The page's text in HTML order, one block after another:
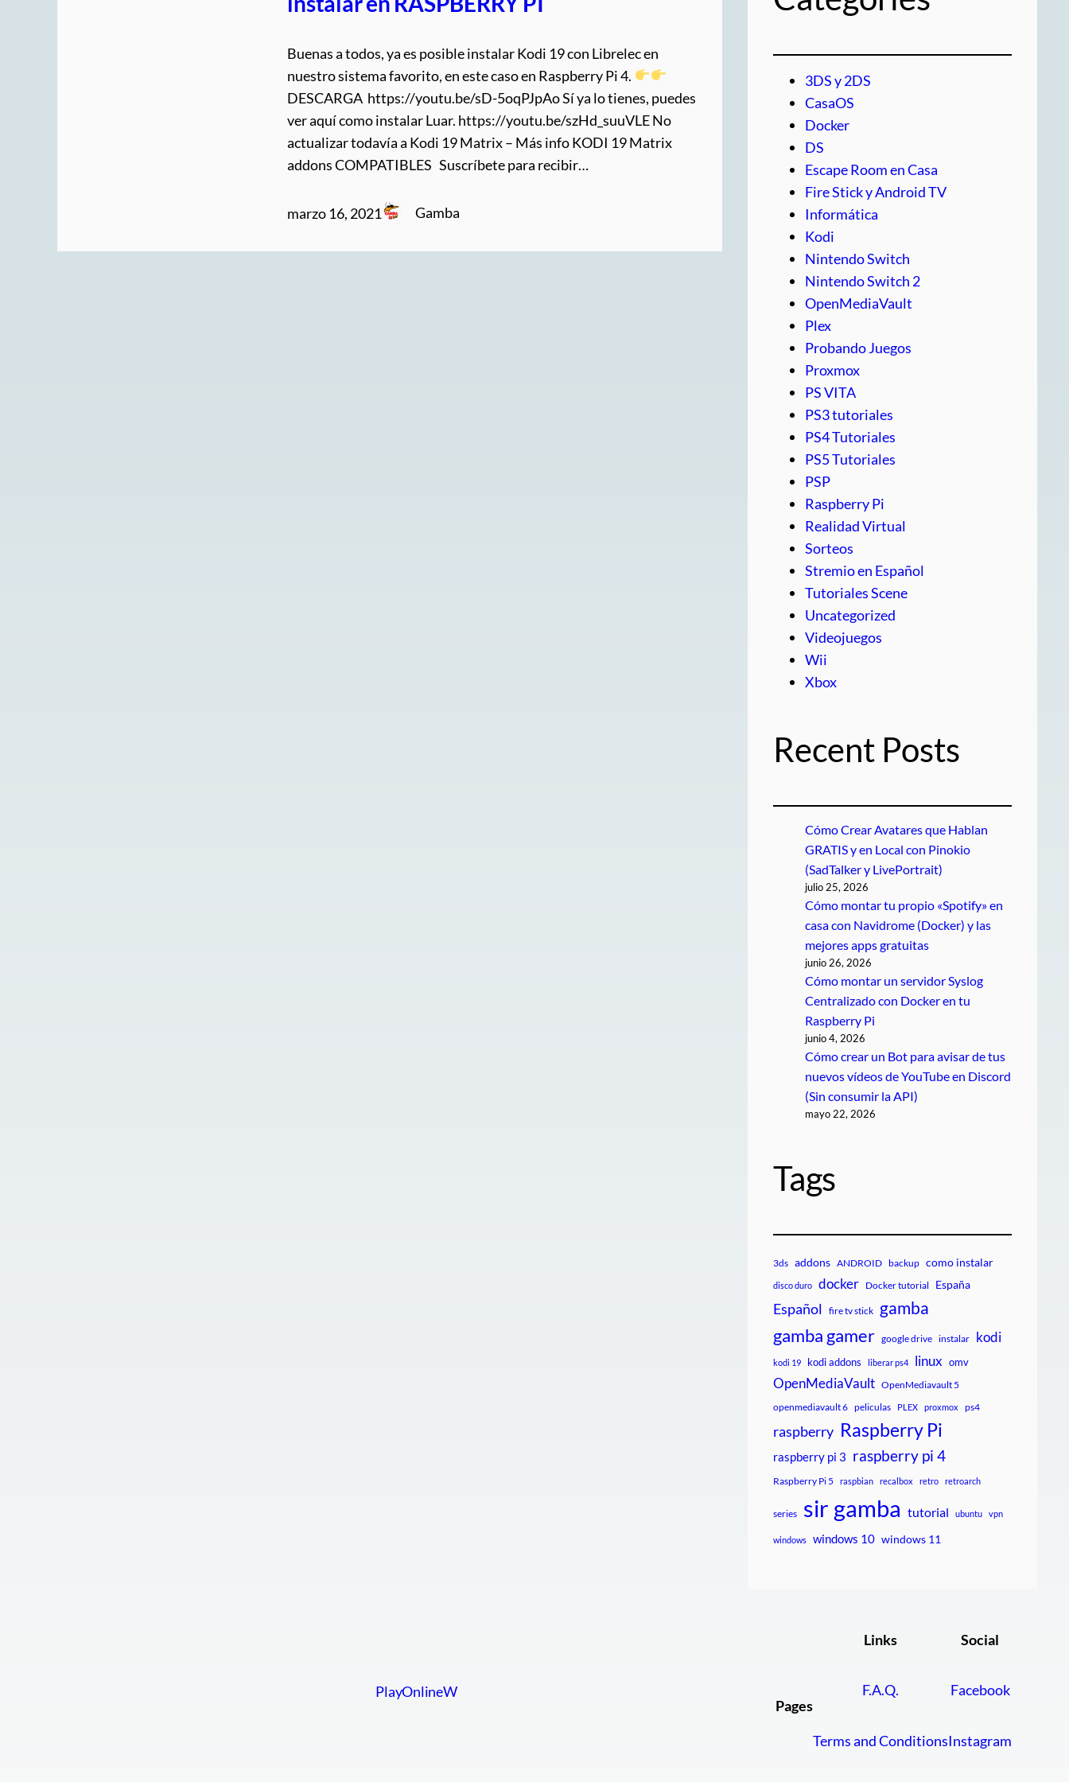
Buenas a todos, ya es posible instalar Kodi 19 con Librelec en
nuestro sistema favorito, en este caso en Raspberry Pi 4.
DESCARGA https://youtu.be/sD-5oqPJpAo Sí ya lo tienes, puedes
ver aquí como instalar Luar. https://youtu.be/szHd_suuVLE No
actualizar todavía a Kodi 19 Matrix – Más info KODI 19 Matrix
addons COMPATIBLES Suscríbete para recibir…
marzo 16, 2021 Gamba
3DS y 2DS
CasaOS
Docker
DS
Escape Room en Casa
Fire Stick y Android TV
Informática
Kodi
Nintendo Switch
Nintendo Switch 2
OpenMediaVault
Plex
Probando Juegos
Proxmox
PS VITA
PS3 tutoriales
PS4 Tutoriales
PS5 Tutoriales
PSP
Raspberry Pi
Realidad Virtual
Sorteos
Stremio en Español
Tutoriales Scene
Uncategorized
Videojuegos
Wii
Xbox
Recent Posts
Cómo Crear Avatares que Hablan
GRATIS y en Local con Pinokio
(SadTalker y LivePortrait)
julio 25, 2026
Cómo montar tu propio «Spotify» en
casa con Navidrome (Docker) y las
mejores apps gratuitas
junio 26, 2026
Cómo montar un servidor Syslog
Centralizado con Docker en tu
Raspberry Pi
junio 4, 2026
Cómo crear un Bot para avisar de tus
nuevos vídeos de YouTube en Discord
(Sin consumir la API)
mayo 22, 2026
Tags
3ds addons ANDROID backup como instalar
disco duro docker Docker tutorial España
Español fire tv stick gamba
gamba gamer google drive instalar kodi
kodi 19 kodi addons liberar ps4 linux omv
OpenMediaVault OpenMediavault 5
openmediavault 6 peliculas PLEX proxmox ps4
raspberry Raspberry Pi
raspberry pi 3 raspberry pi 4
Raspberry Pi 5 raspbian recalbox retro retroarch
series sir gamba tutorial ubuntu vpn
windows windows 10 windows 11
PlayOnlineW
Pages
Links
F.A.Q.
Terms and Conditions
Social
Facebook
Instagram